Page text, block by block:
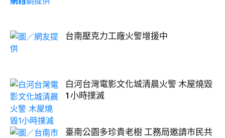
台南壓克力工廠火警增援中
白河台灣電影文化城清晨火警 木屋燒毀
1小時撲滅
臺南公園多珍貴老樹 工務局邀請市民共